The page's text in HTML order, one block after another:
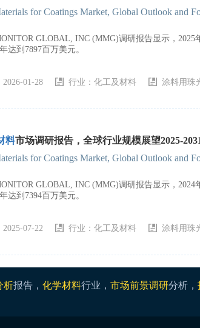
for Coatings Market, Global Outlook and
GLOBAL, INC (MMG)调研报告显示，
达到7897百万美元。
01-28 行业：化工及材料 涂料用珠
料市场调研报告，全球行业规模展望2025-
for Coatings Market, Global Outlook and
GLOBAL, INC (MMG)调研报告显示，
达到7394百万美元。
07-22 行业：化工及材料 涂料用珠
析报告， 化学材料行业， 市场前景调研分析，